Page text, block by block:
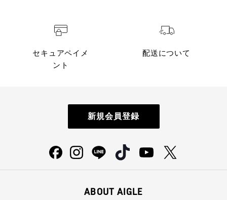
セキュアペイメ
ント
配送について
新規会員登録
ABOUT AIGLE